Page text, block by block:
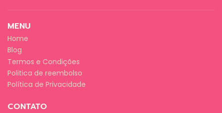
MENU
Home
Blog
Termos e Condições
Politica de reembolso
Política de Privacidade
CONTATO